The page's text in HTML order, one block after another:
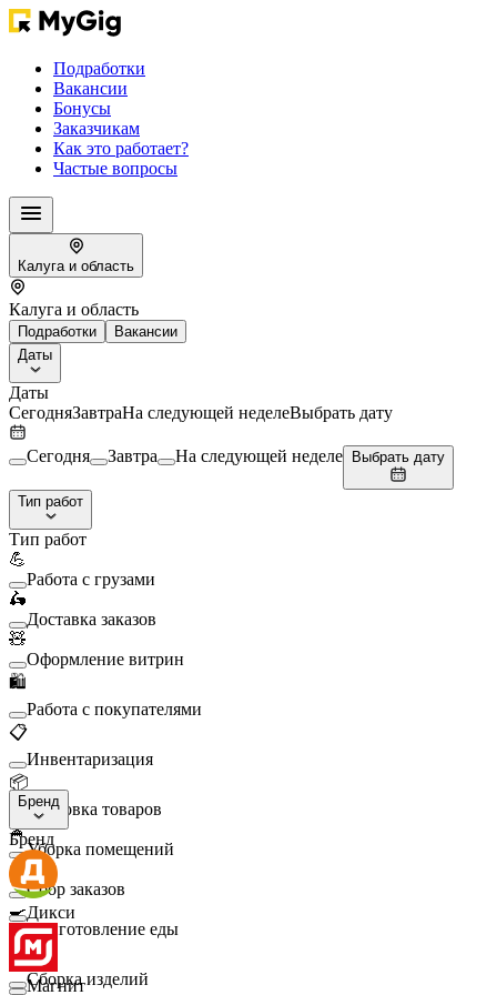
Подработки
Вакансии
Бонусы
Заказчикам
Как это работает?
Частые вопросы
Калуга и область
Калуга и область
Подработки
Вакансии
Даты
Даты
СегодняЗавтраНа следующей неделеВыбрать дату
Сегодня Завтра На следующей неделе Выбрать дату
Тип работ
Тип работ
💪
Работа с грузами
🛵
Доставка заказов
🧸
Оформление витрин
🛍️
Работа с покупателями
📋
Инвентаризация
📦
Упаковка товаров
🧹
Уборка помещений
🛒
Сбор заказов
🍳
Приготовление еды
🛠️
Сборка изделий
Бренд
Бренд
Дикси
Магнит